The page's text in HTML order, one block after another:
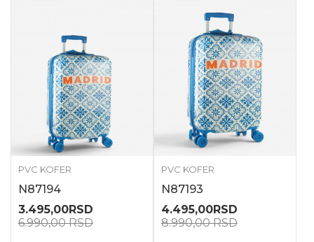
PVC KOFER
N87194
3.495,00RSD
6.990,00RSD
PVC KOFER
N87193
4.495,00RSD
8.990,00RSD